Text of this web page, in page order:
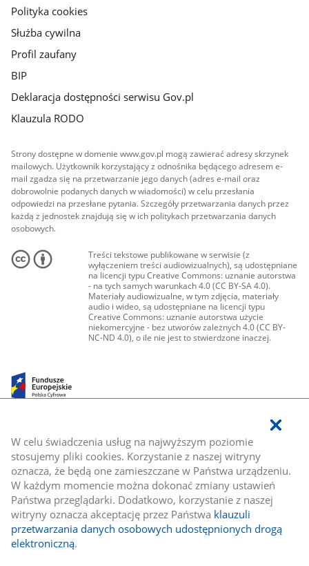
W celu świadczenia usług na najwyższym poziomie
stosujemy pliki cookies. Korzystanie z naszej witryny
oznacza, że będą one zamieszczane w Państwa urządzeniu.
W każdym momencie można dokonać zmiany ustawień
Państwa przeglądarki. Dodatkowo, korzystanie z naszej
witryny oznacza akceptację przez Państwa klauzuli
przetwarzania danych osobowych udostępnionych drogą
elektroniczną.
Polityka cookies
Służba cywilna
Profil zaufany
BIP
Deklaracja dostępności serwisu Gov.pl
Klauzula RODO
Strony dostępne w domenie www.gov.pl mogą zawierać adresy skrzynek
mailowych. Użytkownik korzystający z odnośnika będącego adresem e-
mail zgadza się na przetwarzanie jego danych (adres e-mail oraz
dobrowolnie podanych danych w wiadomości) w celu przesłania
odpowiedzi na przesłane pytania. Szczegóły przetwarzania danych przez
każdą z jednostek znajdują się w ich politykach przetwarzania danych
osobowych.
Treści tekstowe publikowane w serwisie (z
wyłączeniem treści audiowizualnych), są udostępniane
na licencji typu Creative Commons: uznanie autorstwa
- na tych samych warunkach 4.0 (CC BY-SA 4.0).
Materiały audiowizualne, w tym zdjęcia, materiały
audio i wideo, są udostępniane na licencji typu
Creative Commons: uznanie autorstwa użycie
niekomercyjne - bez utworów zależnych 4.0 (CC BY-
NC-ND 4.0), o ile nie jest to stwierdzone inaczej.